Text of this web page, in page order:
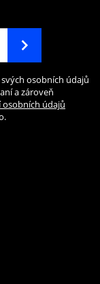
osobních údajů
a zároveň
údajů